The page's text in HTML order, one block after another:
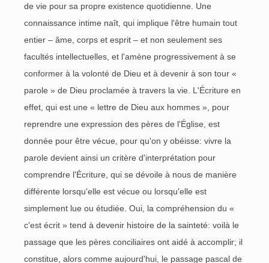
de vie pour sa propre existence quotidienne. Une
connaissance intime naît, qui implique l'être humain tout
entier – âme, corps et esprit – et non seulement ses
facultés intellectuelles, et l'amène progressivement à se
conformer à la volonté de Dieu et à devenir à son tour «
parole » de Dieu proclamée à travers la vie. L'Écriture en
effet, qui est une « lettre de Dieu aux hommes », pour
reprendre une expression des pères de l'Église, est
donnée pour être vécue, pour qu'on y obéisse: vivre la
parole devient ainsi un critère d'interprétation pour
comprendre l'Écriture, qui se dévoile à nous de manière
différente lorsqu'elle est vécue ou lorsqu'elle est
simplement lue ou étudiée. Oui, la compréhension du «
c'est écrit » tend à devenir histoire de la sainteté: voilà le
passage que les pères conciliaires ont aidé à accomplir; il
constitue, alors comme aujourd'hui, le passage pascal de